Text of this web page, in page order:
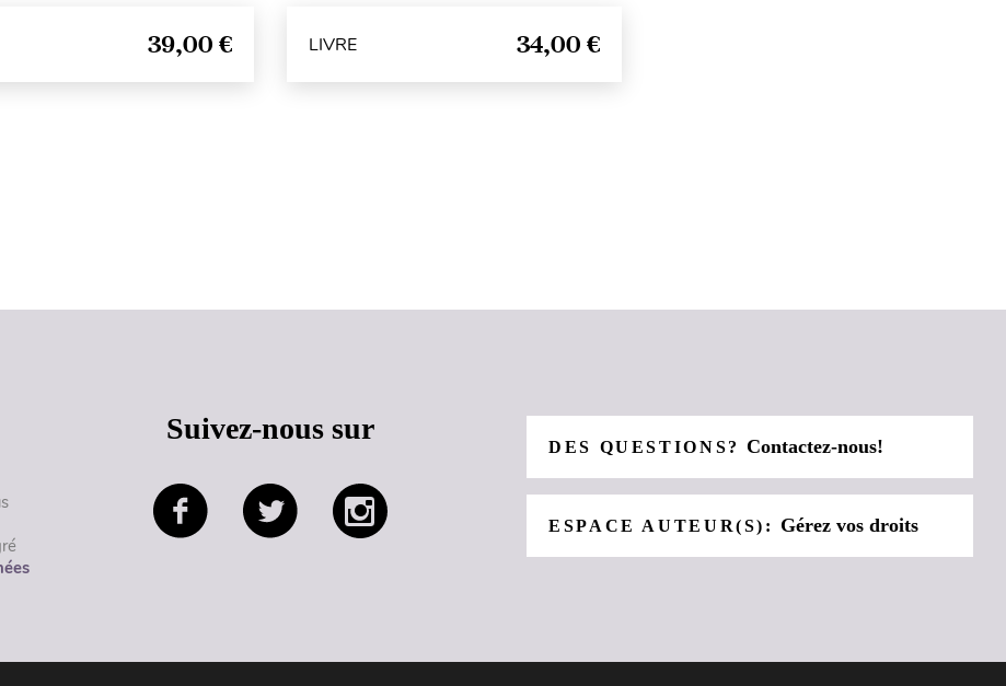
39,00 € LIVRE 34,00 €
Suivez-nous sur
DES QUESTIONS?Contactez-nous!
ESPACE AUTEUR(S): Gérez vos droits